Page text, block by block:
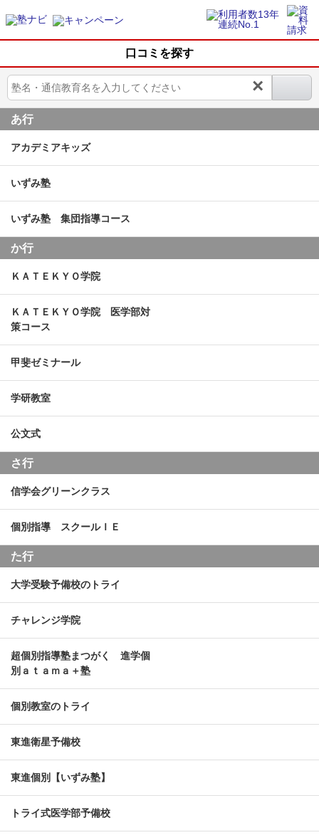
口コミを探す
×
あ行
アカデミアキッズ
いずみ塾
いずみ塾 集団指導コース
か行
ＫＡＴＥＫＹＯ学院
ＫＡＴＥＫＹＯ学院 医学部対
策コース
甲斐ゼミナール
学研教室
公文式
さ行
信学会グリーンクラス
個別指導 スクールＩＥ
た行
大学受験予備校のトライ
チャレンジ学院
超個別指導塾まつがく 進学個
別ａｔａｍａ＋塾
個別教室のトライ
東進衛星予備校
東進個別【いずみ塾】
トライ式医学部予備校